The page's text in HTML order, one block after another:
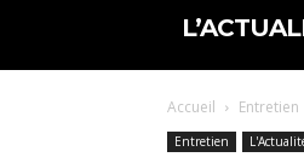
Accueil Entretien
Entretien